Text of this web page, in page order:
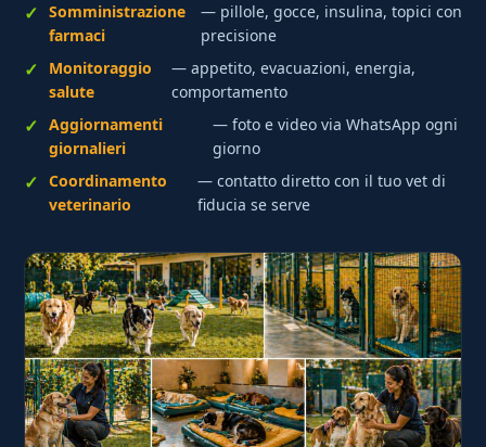
Somministrazione
farmaci
— pillole, gocce, insulina, topici con
precisione
Monitoraggio
salute
— appetito, evacuazioni, energia,
comportamento
Aggiornamenti
giornalieri
— foto e video via WhatsApp ogni
giorno
Coordinamento
veterinario
— contatto diretto con il tuo vet di
fiducia se serve